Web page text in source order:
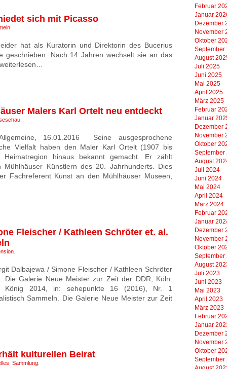
sich mit Picasso
hat als Kuratorin und Direktorin des Bucerius
geschrieben: Nach 14 Jahren wechselt sie an das
Malers Karl Ortelt neu entdeckt
16.01.2016 Seine ausgesprochene
Vielfalt haben den Maler Karl Ortelt (1907 bis
hinaus bekannt gemacht. Er zählt
Mühlhäuser Künstlern des 20. Jahrhunderts. Dies
Fachreferent Kunst an den Mühlhäuser Museen,
Fleischer / Kathleen Schröter et. al.
Dalbajewa / Simone Fleischer / Kathleen Schröter
Die Galerie Neue Meister zur Zeit der DDR, Köln:
König 2014, in: sehepunkte 16 (2016), Nr. 1
Sammeln. Die Galerie Neue Meister zur Zeit
kulturellen Beirat
Sammlung
Februar
Januar
Dezember
November
Oktober
September
August
Juli 2025
Juni 2025
Mai 2025
April 2025
März 2025
Februar
Januar
Dezember
November
Oktober
September
August
Juli 2024
Juni 2024
Mai 2024
April 2024
März 2024
Februar
Januar
Dezember
November
Oktober
September
August
Juli 2023
Juni 2023
Mai 2023
April 2023
März 2023
Februar
Januar
Dezember
November
Oktober
September